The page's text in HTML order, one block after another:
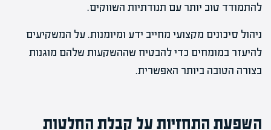
להתמודד טוב יותר עם תנודתיות השווקים.
ניהול סיכונים מקצועי מחייב ידע ומיומנות. על המשקיעים
להיעזר במומחים כדי להבטיח שההשקעות שלהם מוגנות
בצורה הטובה ביותר האפשרית.
השפעת התחזיות על קבלת החלטות